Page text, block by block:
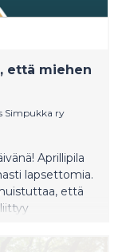
että miehen
Simpukka ry
Aprillipila
lapsettomia.
että